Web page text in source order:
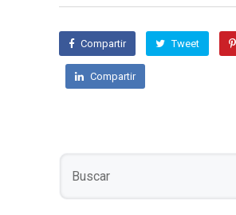
Compartir Tweet
Compartir